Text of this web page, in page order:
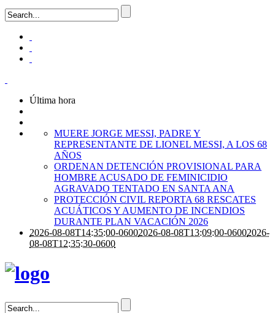
Última hora
MUERE JORGE MESSI, PADRE Y
REPRESENTANTE DE LIONEL MESSI, A LOS 68
AÑOS
ORDENAN DETENCIÓN PROVISIONAL PARA
HOMBRE ACUSADO DE FEMINICIDIO
AGRAVADO TENTADO EN SANTA ANA
PROTECCIÓN CIVIL REPORTA 68 RESCATES
ACUÁTICOS Y AUMENTO DE INCENDIOS
DURANTE PLAN VACACIÓN 2026
2026-08-08T14:35:00-06002026-08-08T13:09:00-06002026-
08-08T12:35:30-0600